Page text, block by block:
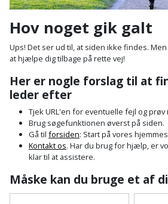
Byggeplader
Cement
og
mørtel
Damp-
og
vindspærre
Gulvunderlag
Gulvvarme
Laminatgulv
Vinylgulv
Bærehåndtag
Båndstrammer
og
løftebånd
Blæselampe
Blindnitter
Arbejdsbord
Arbejdslamper
og
belysning
Arbejdsradio
Bajonetsav
Bajonetsavklinge
Buskrydder
Dykpumpe
Fejemaskine
Generator
Græstrimmer
Hækkeklipper
have
og
fritid
Affaldssortering
Affugter
Bålfad
bålsted
Maling
Afdækning
til
malerarbejde
Gulvplejemidler
VVS
Armatur
vandhaner
Beklædning
BørnOutlet
Hov noget gik galt
Ups! Det ser ud til, at siden ikke findes.
at hjælpe dig tilbage på rette vej!
Her er nogle forslag til at
leder efter
Tjek URL'en for eventuelle fejl og prøv
Brug søgefunktionen øverst på siden.
Gå til forsiden: Start på vores
Kontakt os. Har du brug for hjælp, er
klar til at assistere.
Måske kan du bruge et af